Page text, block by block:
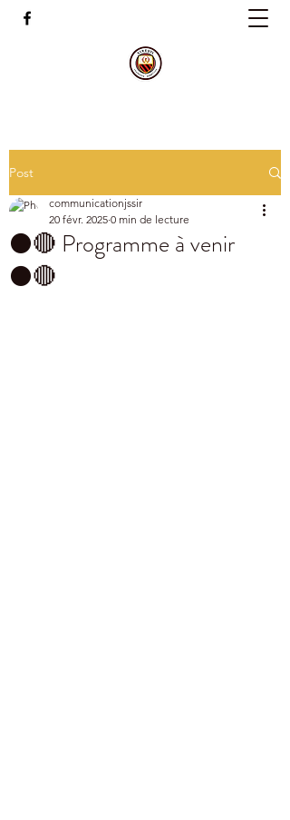
Post
⚫️🔴 Programme à venir
⚫️🔴
communicationjssir
20 févr. 2025 0 min de lecture